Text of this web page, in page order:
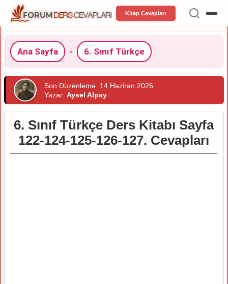
Kitap Cevapları
Ana Sayfa - 6. Sınıf Türkçe
Son Düzenleme: 14 Haziran 2026
Yazar: Aysel Alpay
6. Sınıf Türkçe Ders Kitabı Sayfa
122-124-125-126-127. Cevapları